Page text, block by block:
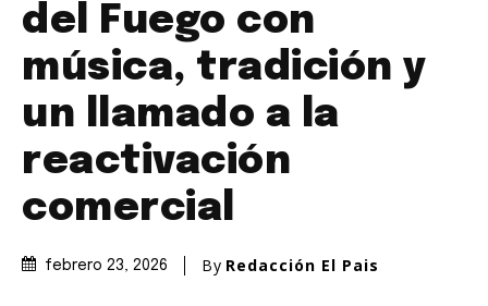
del Fuego con
música, tradición y
un llamado a la
reactivación
comercial
febrero 23, 2026 By Redacción El Pais